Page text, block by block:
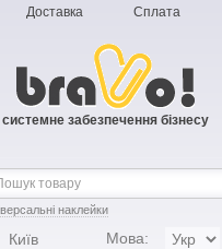
Доставка Сплата
системне забезпечення бізнесу
наклейки
Київ Мова: